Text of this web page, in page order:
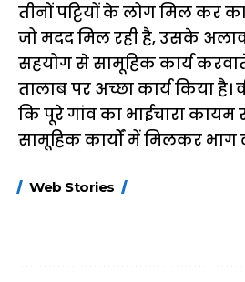
तीनों पट्टियों के लोग मिल कर
जो मदद मिल रही है, उसके
सहयोग से सामूहिक कार्य करवाते
तालाब पर अच्छा कार्य किया है।
कि पूरे गांव का भाईचारा कायम
सामूहिक कार्यों में मिलकर भाग
Web Stories
FASTag के ये नए